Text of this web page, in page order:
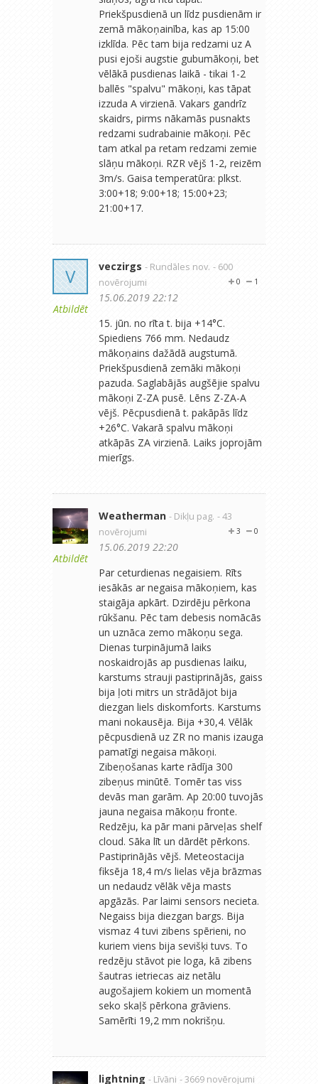
Priekšpusdienā un līdz pusdienām ir
zemā mākoņainība, kas ap 15:00
izklīda. Pēc tam bija redzami uz A
pusi ejoši augstie gubumākoņi, bet
vēlākā pusdienas laikā - tikai 1-2
ballēs "spalvu" mākoņi, kas tāpat
izzuda A virzienā. Vakars gandrīz
skaidrs, pirms nākamās pusnakts
redzami sudrabainie mākoņi. Pēc
tam atkal pa retam redzami zemie
slāņu mākoņi. RZR vējš 1-2, reizēm
3m/s. Gaisa temperatūra: plkst.
3:00+18; 9:00+18; 15:00+23;
21:00+17.
V
Atbildēt
veczirgs - Rundāles nov. - 600
novērojumi
1
0
15.06.2019 22:12
15. jūn. no rīta t. bija +14°C.
Spiediens 766 mm. Nedaudz
mākoņains dažādā augstumā.
Priekšpusdienā zemāki mākoņi
pazuda. Saglabājās augšējie spalvu
mākoņi Z-ZA pusē. Lēns Z-ZA-A
vējš. Pēcpusdienā t. pakāpās līdz
+26°C. Vakarā spalvu mākoņi
atkāpās ZA virzienā. Laiks joprojām
mierīgs.
Atbildēt
Weatherman - Dikļu pag. - 43
novērojumi
0
3
15.06.2019 22:20
Par ceturdienas negaisiem. Rīts
iesākās ar negaisa mākoņiem, kas
staigāja apkārt. Dzirdēju pērkona
rūkšanu. Pēc tam debesis nomācās
un uznāca zemo mākoņu sega.
Dienas turpinājumā laiks
noskaidrojās ap pusdienas laiku,
karstums strauji pastiprinājās, gaiss
bija ļoti mitrs un strādājot bija
diezgan liels diskomforts. Karstums
mani nokausēja. Bija +30,4. Vēlāk
pēcpusdienā uz ZR no manis izauga
pamatīgi negaisa mākoņi.
Zibeņošanas karte rādīja 300
zibeņus minūtē. Tomēr tas viss
devās man garām. Ap 20:00 tuvojās
jauna negaisa mākoņu fronte.
Redzēju, ka pār mani pārveļas shelf
cloud. Sāka līt un dārdēt pērkons.
Pastiprinājās vējš. Meteostacija
fiksēja 18,4 m/s lielas vēja brāzmas
un nedaudz vēlāk vēja masts
apgāzās. Par laimi sensors necieta.
Negaiss bija diezgan bargs. Bija
vismaz 4 tuvi zibens spērieni, no
kuriem viens bija sevišķi tuvs. To
redzēju stāvot pie loga, kā zibens
šautras ietriecas aiz netālu
augošajiem kokiem un momentā
seko skaļš pērkona grāviens.
Samērīti 19,2 mm nokrišņu.
lightning - Līvāni - 3669 novērojumi